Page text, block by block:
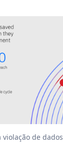
de dados